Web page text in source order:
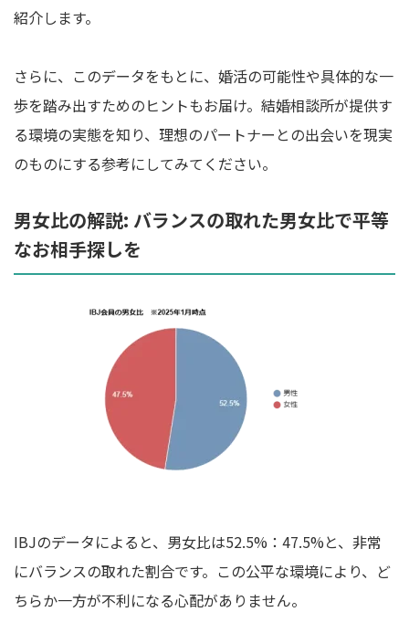
紹介します。
さらに、このデータをもとに、婚活の可能性や具体的な一
歩を踏み出すためのヒントもお届け。結婚相談所が提供す
る環境の実態を知り、理想のパートナーとの出会いを現実
のものにする参考にしてみてください。
男女比の解説: バランスの取れた男女比で平等
なお相手探しを
IBJのデータによると、男女比は52.5%：47.5%と、非常
にバランスの取れた割合です。この公平な環境により、ど
ちらか一方が不利になる心配がありません。